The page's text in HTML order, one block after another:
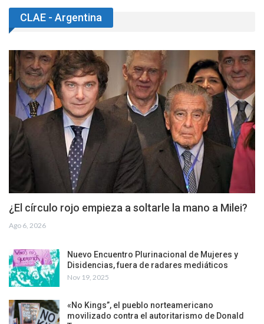
CLAE - Argentina
¿El círculo rojo empieza a soltarle la mano a Milei?
Ago 6, 2026
Nuevo Encuentro Plurinacional de Mujeres y
Disidencias, fuera de radares mediáticos
Nov 19, 2025
«No Kings”, el pueblo norteamericano
movilizado contra el autoritarismo de Donald